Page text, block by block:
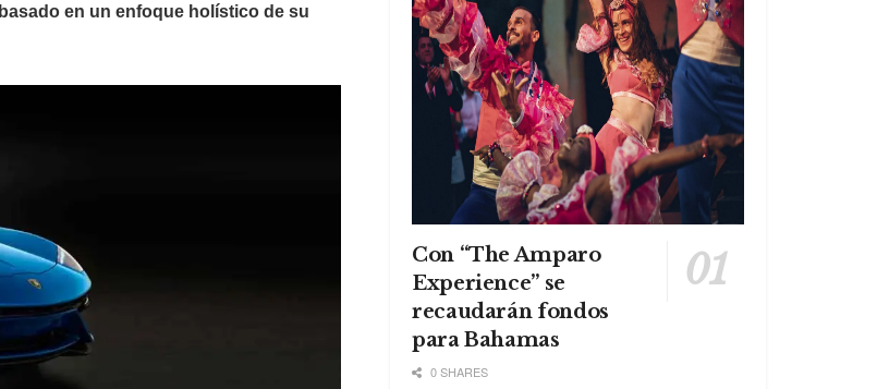
en un enfoque holístico de su
Con “The Amparo
Experience” se
recaudarán fondos
para Bahamas
0 SHARES